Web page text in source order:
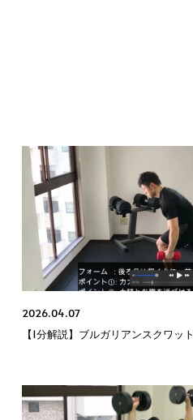
2026.04.07
【1分解説】ブルガリアンスクワット